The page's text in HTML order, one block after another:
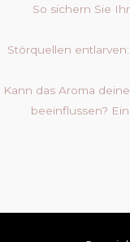
So sichern Sie
Störquellen
Kann das Aroma
beeinflussen?